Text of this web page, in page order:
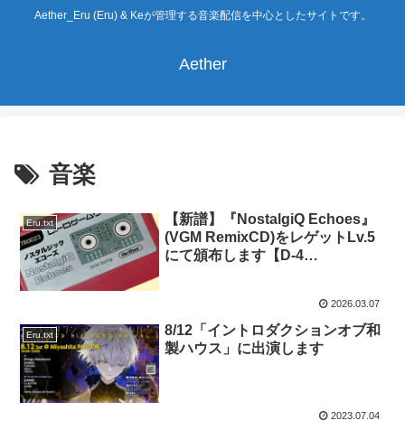
Aether_Eru (Eru) & Keが管理する音楽配信を中心としたサイトです。
Aether
音楽
Eru.txt
【新譜】『NostalgiQ Echoes』
(VGM RemixCD)をレゲットLv.5
にて頒布します【D-4
2026.03.07
Eru.txt
8/12「イントロダクションオブ和
製ハウス」に出演します
2023.07.04